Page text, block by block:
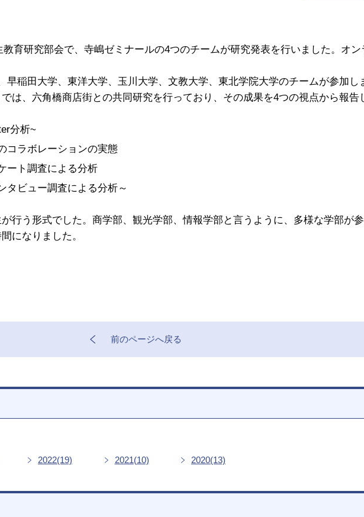
育研究部会で、寺嶋ゼミナールの4つのチームが研究発表を行いました。オン
稲田大学、東洋大学、玉川大学、文教大学、東北学院大学のチームが参加し
は、六角橋商店街との共同研究を行っており、その成果を4つの視点から報告
分析~
コラボレーションの実態
ート調査による分析
タビュー調査による分析～
行う形式でした。商学部、観光学部、情報学部と言うように、多様な学部が
になりました。
前のページへ戻る
2022(19) 2021(10) 2020(13)